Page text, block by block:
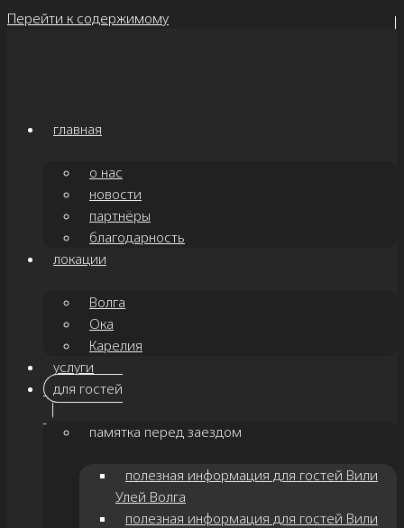
Перейти к содержимому
главная
о нас
новости
партнёры
благодарность
локации
Волга
Ока
Карелия
услуги
для гостей
памятка перед заездом
полезная информация для гостей Вили
Улей Волга
полезная информация для гостей Вили